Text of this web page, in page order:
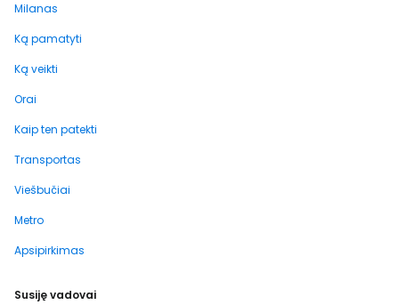
Milanas
Ką pamatyti
Ką veikti
Orai
Kaip ten patekti
Transportas
Viešbučiai
Metro
Apsipirkimas
Susiję vadovai